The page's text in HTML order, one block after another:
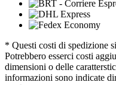
* Questi costi di spedizione
Potrebbero esserci costi
dimensioni o delle
informazioni sono indicate